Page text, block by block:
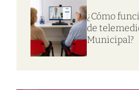
¿Cómo
de
Municipal?